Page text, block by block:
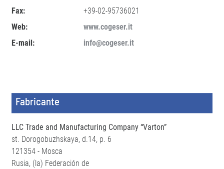
Fax:
+39-02-95736021
Web:
www.cogeser.it
E-mail:
info@cogeser.it
Fabricante
LLC Trade and Manufacturing Company “Varton”
st. Dorogobuzhskaya, d.14, p. 6
121354 - Mosca
Rusia, (la) Federación de